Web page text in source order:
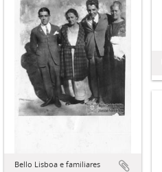
Bello Lisboa e familiares